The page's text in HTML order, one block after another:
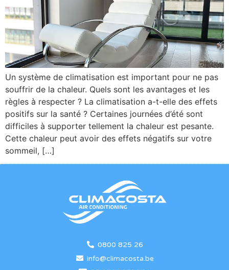
Un système de climatisation est important pour ne pas
souffrir de la chaleur. Quels sont les avantages et les
règles à respecter ? La climatisation a-t-elle des effets
positifs sur la santé ? Certaines journées d’été sont
difficiles à supporter tellement la chaleur est pesante.
Cette chaleur peut avoir des effets négatifs sur votre
sommeil, […]
0800 825 26
info@climacosta.be